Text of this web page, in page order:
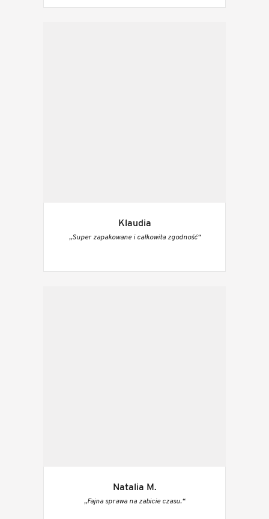
Klaudia
„Super zapakowane i całkowita zgodność“
Natalia M.
„Fajna sprawa na zabicie czasu.“